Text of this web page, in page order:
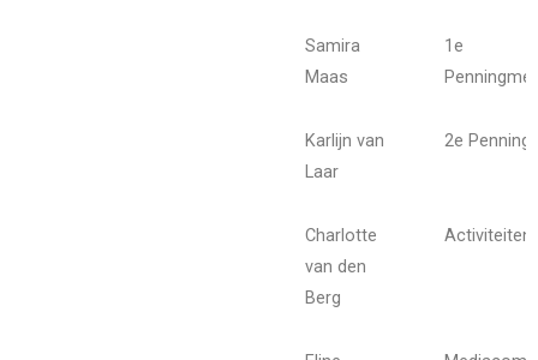
Samira
Maas
1e
Karlijn van
Laar
2e
Charlotte
van den
Berg